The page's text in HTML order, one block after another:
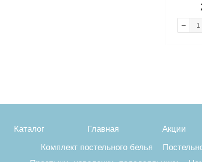
Каталог Главная Акции
Комплект постельного белья